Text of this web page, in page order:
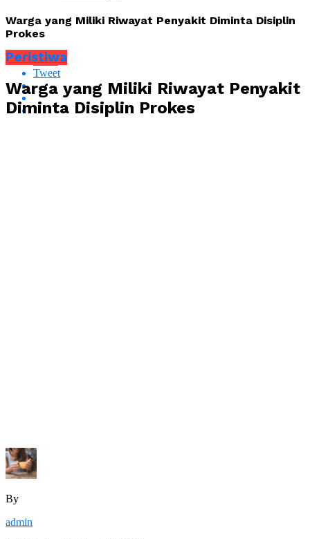
Warga yang Miliki Riwayat Penyakit Diminta Disiplin
Prokes
Share
Tweet
Peristiwa
Warga yang Miliki Riwayat Penyakit
Diminta Disiplin Prokes
By
admin